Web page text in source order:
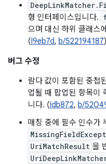
형 인터페이스입니다.
으며 대신 하위 클래스
(I9eb7d, b/522194187)
버그 수정
람다 값이 포함된 중첩
업될 때 팝업된 항목이
니다. (Idb872, b/
매칭 중에 필수 인수가
UriMatchResult 을